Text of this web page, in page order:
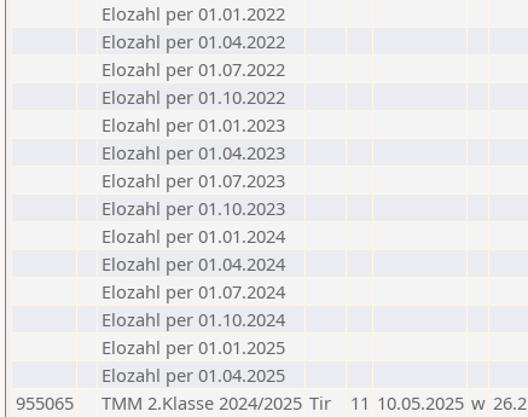
Elozahl per 01.01.2022
Elozahl per 01.04.2022
Elozahl per 01.07.2022
Elozahl per 01.10.2022
Elozahl per 01.01.2023
Elozahl per 01.04.2023
Elozahl per 01.07.2023
Elozahl per 01.10.2023
Elozahl per 01.01.2024
Elozahl per 01.04.2024
Elozahl per 01.07.2024
Elozahl per 01.10.2024
Elozahl per 01.01.2025
Elozahl per 01.04.2025
955065
TMM 2.Klasse 2024/2025 Tir 11 10.05.2025 w 26.2